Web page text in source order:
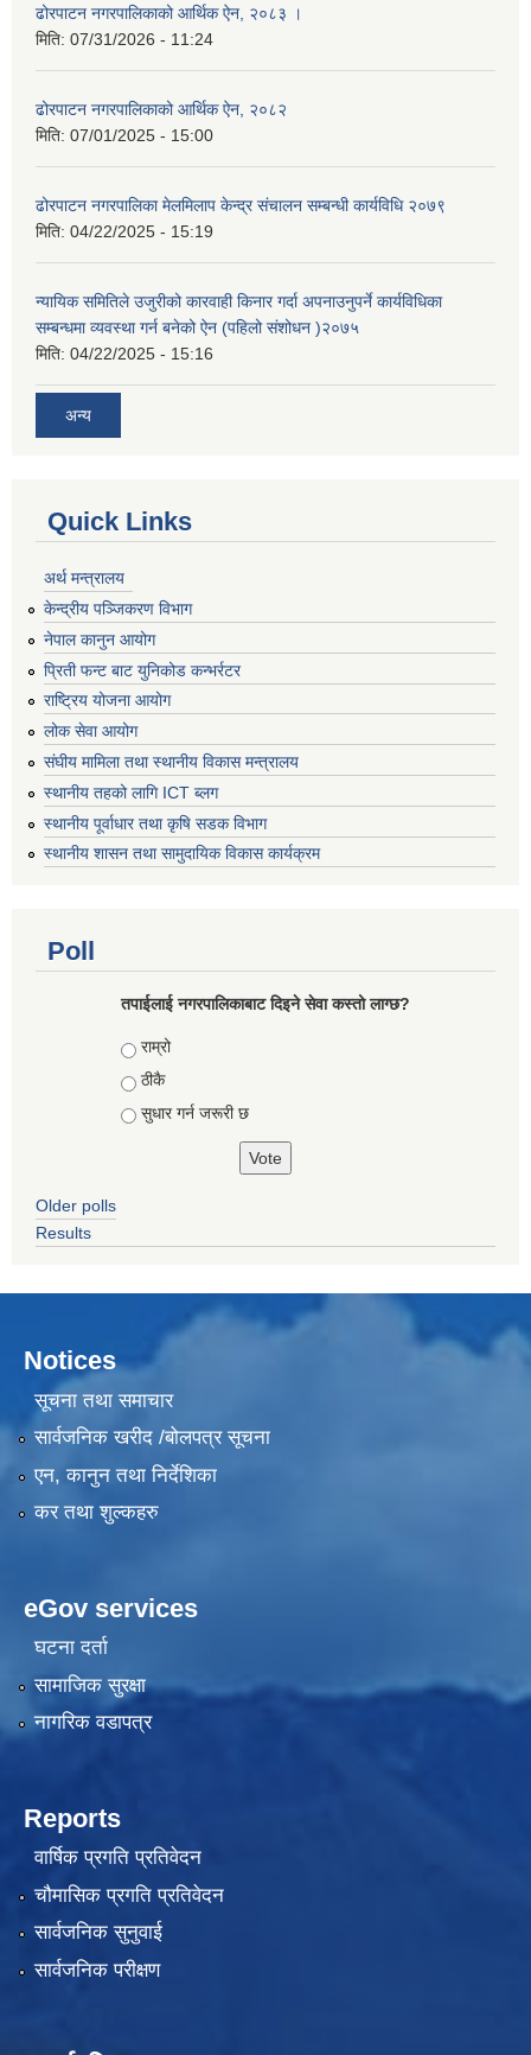
ढोरपाटन नगरपालिकाको आर्थिक ऐन, २०८३ ।
मिति: 07/31/2026 - 11:24
ढोरपाटन नगरपालिकाको आर्थिक ऐन, २०८२
मिति: 07/01/2025 - 15:00
ढोरपाटन नगरपालिका मेलमिलाप केन्द्र संचालन सम्बन्धी कार्यविधि २०७९
मिति: 04/22/2025 - 15:19
न्यायिक समितिले उजुरीको कारवाही किनार गर्दा अपनाउनुपर्ने कार्यविधिका
सम्बन्धमा व्यवस्था गर्न बनेको ऐन (पहिलो संशोधन )२०७५
मिति: 04/22/2025 - 15:16
अन्य
Quick Links
अर्थ मन्त्रालय
केन्द्रीय पञ्जिकरण विभाग
नेपाल कानुन आयोग
प्रिती फन्ट बाट युनिकोड कन्भर्रटर
राष्ट्रिय योजना आयोग
लोक सेवा आयोग
संघीय मामिला तथा स्थानीय विकास मन्त्रालय
स्थानीय तहको लागि ICT ब्लग
स्थानीय पूर्वाधार तथा कृषि सडक विभाग
स्थानीय शासन तथा सामुदायिक विकास कार्यक्रम
Poll
तपाईलाई नगरपालिकाबाट दिइने सेवा कस्तो लाग्छ?
Choices
राम्रो
ठीकै
सुधार गर्न जरूरी छ
Older polls
Results
Notices
सूचना तथा समाचार
सार्वजनिक खरीद /बोलपत्र सूचना
एन, कानुन तथा निर्देशिका
कर तथा शुल्कहरु
eGov services
घटना दर्ता
सामाजिक सुरक्षा
नागरिक वडापत्र
Reports
वार्षिक प्रगति प्रतिवेदन
चौमासिक प्रगति प्रतिवेदन
सार्वजनिक सुनुवाई
सार्वजनिक परीक्षण